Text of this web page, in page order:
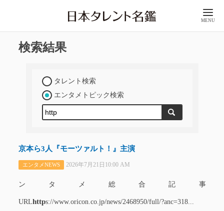
MENU
検索結果
タレント検索
エンタメトピック検索
京本ら3人『モーツァルト！』主演
エンタメNEWS 2026年7月21日10:00 AM
ンタメ総合記事
URLhttps://www.oricon.co.jp/news/2468950/full/?anc=318...